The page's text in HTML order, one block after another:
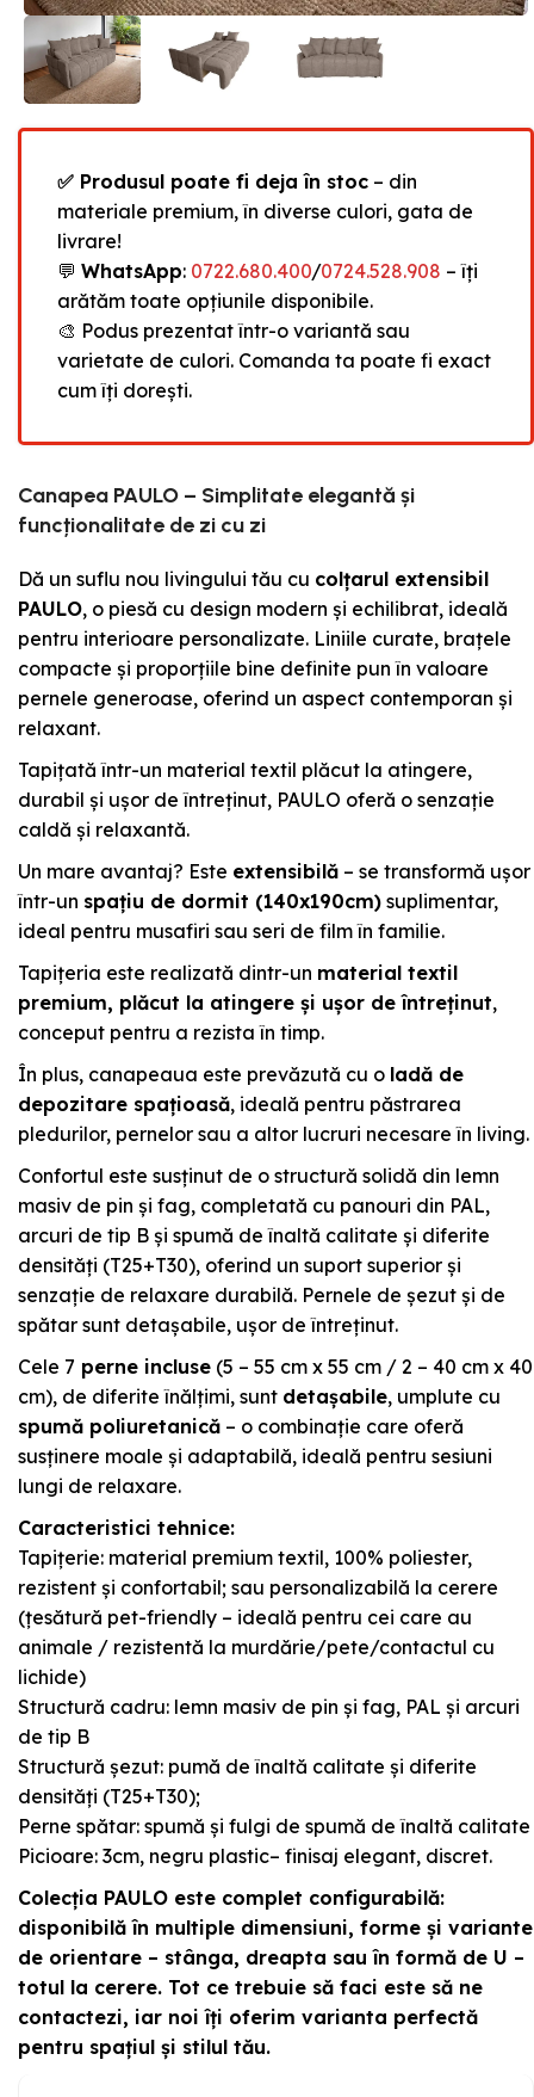
✅ Produsul poate fi deja în stoc – din
materiale premium, în diverse culori, gata de
livrare!
💬 WhatsApp: 0722.680.400/0724.528.908 – îți
arătăm toate opțiunile disponibile.
🎨 Podus prezentat într-o variantă sau
varietate de culori. Comanda ta poate fi exact
cum îți dorești.
Canapea PAULO – Simplitate elegantă și
funcționalitate de zi cu zi
Dă un suflu nou livingului tău cu colțarul extensibil
PAULO, o piesă cu design modern și echilibrat, ideală
pentru interioare personalizate. Liniile curate, brațele
compacte și proporțiile bine definite pun în valoare
pernele generoase, oferind un aspect contemporan și
relaxant.
Tapițată într-un material textil plăcut la atingere,
durabil și ușor de întreținut, PAULO oferă o senzație
caldă și relaxantă.
Un mare avantaj? Este extensibilă – se transformă ușor
într-un spațiu de dormit (140x190cm) suplimentar,
ideal pentru musafiri sau seri de film în familie.
Tapițeria este realizată dintr-un material textil
premium, plăcut la atingere și ușor de întreținut,
conceput pentru a rezista în timp.
În plus, canapeaua este prevăzută cu o ladă de
depozitare spațioasă, ideală pentru păstrarea
pledurilor, pernelor sau a altor lucruri necesare în living.
Confortul este susținut de o structură solidă din lemn
masiv de pin și fag, completată cu panouri din PAL,
arcuri de tip B și spumă de înaltă calitate și diferite
densități (T25+T30), oferind un suport superior și
senzație de relaxare durabilă. Pernele de șezut și de
spătar sunt detașabile, ușor de întreținut.
Cele 7 perne incluse (5 – 55 cm x 55 cm / 2 – 40 cm x 40
cm), de diferite înălțimi, sunt detașabile, umplute cu
spumă poliuretanică – o combinație care oferă
susținere moale și adaptabilă, ideală pentru sesiuni
lungi de relaxare.
Caracteristici tehnice:
Tapițerie: material premium textil, 100% poliester,
rezistent și confortabil; sau personalizabilă la cerere
(țesătură pet-friendly – ideală pentru cei care au
animale / rezistentă la murdărie/pete/contactul cu
lichide)
Structură cadru: lemn masiv de pin și fag, PAL și arcuri
de tip B
Structură șezut: pumă de înaltă calitate și diferite
densități (T25+T30);
Perne spătar: spumă și fulgi de spumă de înaltă calitate
Picioare: 3cm, negru plastic– finisaj elegant, discret.
Colecția PAULO este complet configurabilă:
disponibilă în multiple dimensiuni, forme și variante
de orientare – stânga, dreapta sau în formă de U –
totul la cerere. Tot ce trebuie să faci este să ne
contactezi, iar noi îți oferim varianta perfectă
pentru spațiul și stilul tău.